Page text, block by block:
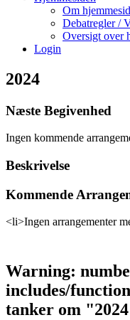
Om
Debatregler /
Oversigt over
Login
2024
Næste Begivenhed
Ingen kommende
Beskrivelse
Kommende
<li>Ingen arrangementer
Warning:
includes/
tanker om "2024